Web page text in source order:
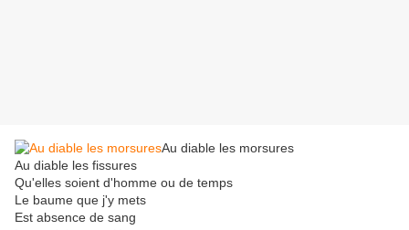
Au diable les morsures
Au diable les fissures
Qu'elles soient d'homme ou de temps
Le baume que j'y mets
Est absence de sang